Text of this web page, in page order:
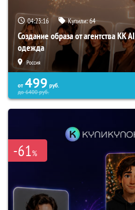
04:23:15 Купили:64
Создание образа от агентства KK
одежда
Россия
от 499 руб.
до6400руб.
-61%